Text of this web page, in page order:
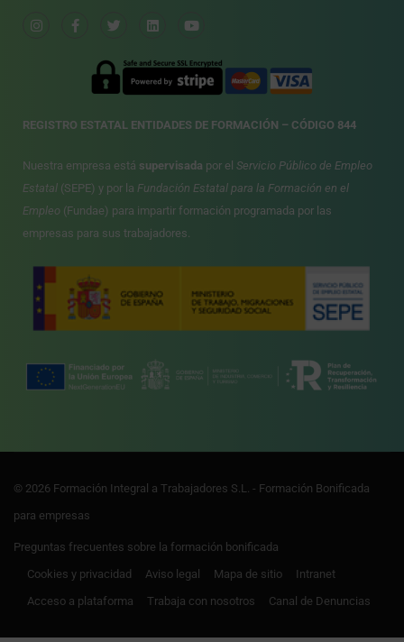
REGISTRO ESTATAL ENTIDADES DE FORMACIÓN – CÓDIGO 844
Nuestra empresa está supervisada por el Servicio Público de Empleo
Estatal (SEPE) y por la Fundación Estatal para la Formación en el
Empleo (Fundae) para impartir formación programada por las
empresas para sus trabajadores.
© 2026 Formación Integral a Trabajadores S.L. - Formación Bonificada
para empresas
Preguntas frecuentes sobre la formación bonificada
Cookies y privacidad
Aviso legal Mapa de sitio
Intranet
Acceso a plataforma
Trabaja con nosotros Canal de Denuncias